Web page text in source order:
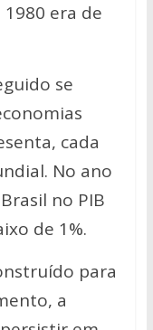
era de
se
cada
No ano
no PIB
de 1%.
para
a